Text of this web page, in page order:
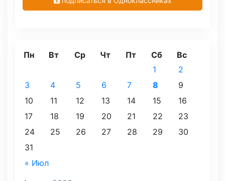
Пн Вт Ср Чт Пт Сб Вс
« Июл
1
2
3
4 5 6 7 8
9
10
11 12 13 14 15
16
17
18 19 20 21 22
23
24
25 26 27 28 29
30
31